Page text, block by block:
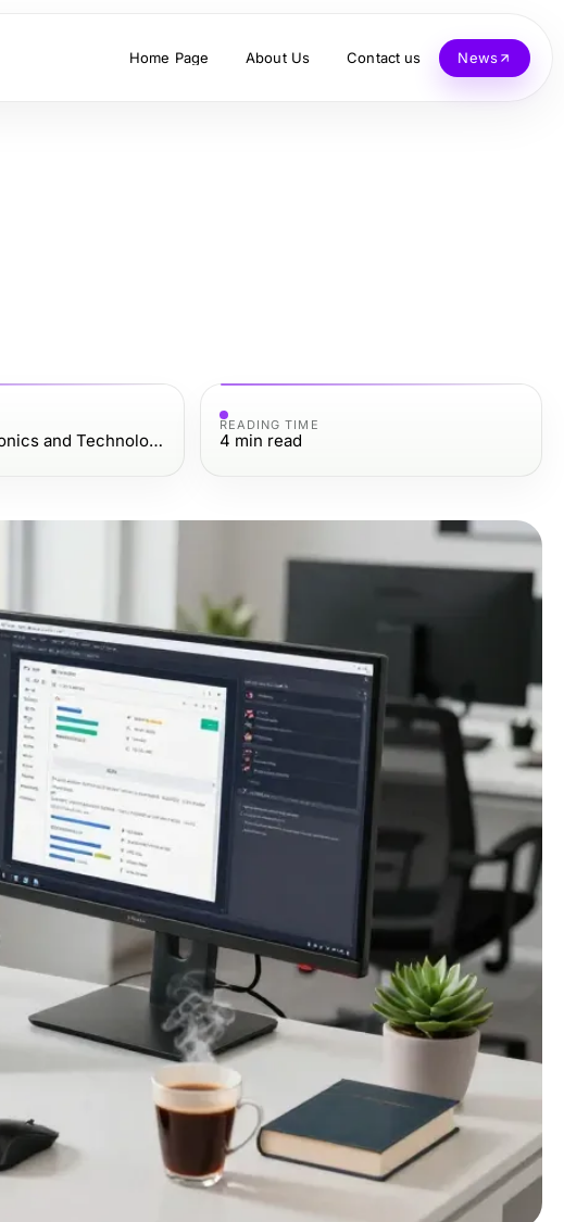
Home Page About Us Contact us News
Computers Electronics and Technology
READING TIME
4 min read